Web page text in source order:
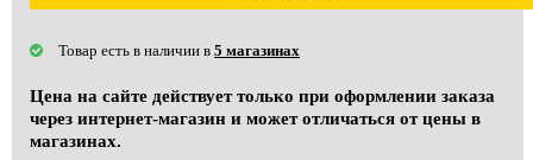
Товар есть в наличии в 5 магазинах
Цена на сайте действует только при оформлении заказа
через интернет-магазин и может отличаться от цены в
магазинах.